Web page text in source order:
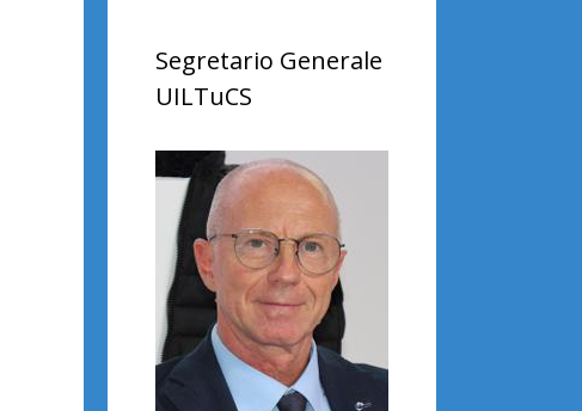
Segretario Generale
UILTuCS